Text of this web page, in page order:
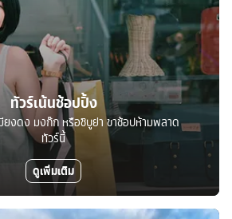
ทัวร์เน้นช้อปปิ้ง
ยงดง มงก๊ก หรือชิบูย่า ขาช้อปห้ามพลาด
ทัวร์นี้
ดูเพิ่มเติม